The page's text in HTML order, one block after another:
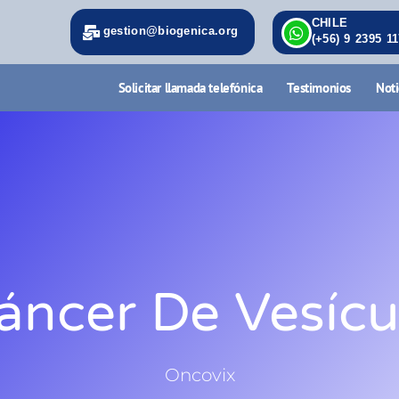
gestion@biogenica.org
CHILE
(+56) 9 2395
Solicitar llamada telefónica Testimonios
De
Oncovix